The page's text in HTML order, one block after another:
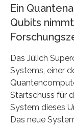
Ein
Qubits
Das Jülich
Systems, einer
Startschuss für
System dieses
Das neue